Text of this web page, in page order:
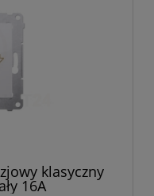
klasyczny
16A